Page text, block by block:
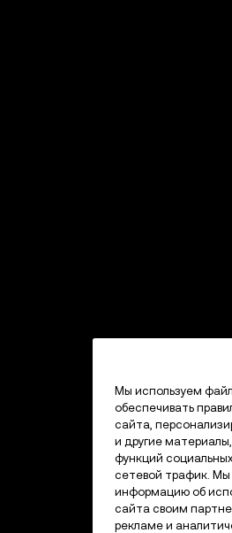
Мы используем
обеспечивать
сайта,
и другие
функций
сетевой трафик.
информацию об
сайта своим
рекламе и